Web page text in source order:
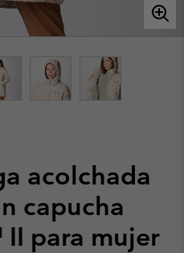
acolchada
capucha
para mujer